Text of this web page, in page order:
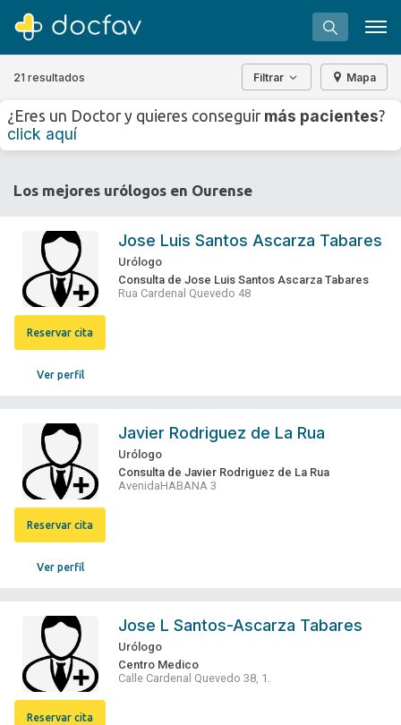
Software para clínicas
¿Eres un doctor?
21 resultados Filtrar Mapa
¿Eres un Doctor y quieres conseguir más pacientes?
click aquí
Los mejores urólogos en Ourense
Ver perfil
Reservar cita
Jose Luis Santos Ascarza Tabares
Urólogo
Consulta de Jose Luis Santos Ascarza Tabares
Rua Cardenal Quevedo 48
Ver perfil
Reservar cita
Javier Rodriguez de La Rua
Urólogo
Consulta de Javier Rodriguez de La Rua
AvenidaHABANA 3
Reservar cita
Jose L Santos-Ascarza Tabares
Urólogo
Centro Medico
Calle Cardenal Quevedo 38, 1.
+ −
⇧
»
©OpenStreetMapcontributors.